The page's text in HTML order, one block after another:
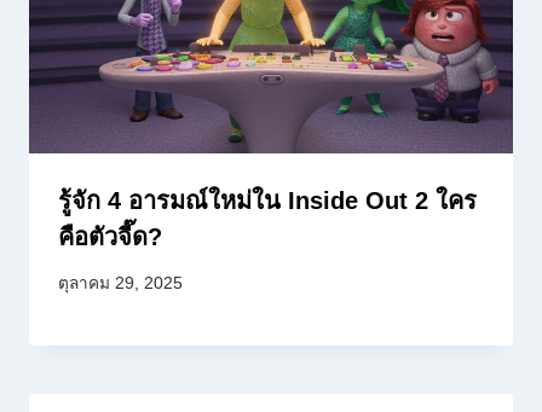
รู้จัก 4 อารมณ์ใหม่ใน Inside Out 2 ใคร
คือตัวจี๊ด?
ตุลาคม 29, 2025